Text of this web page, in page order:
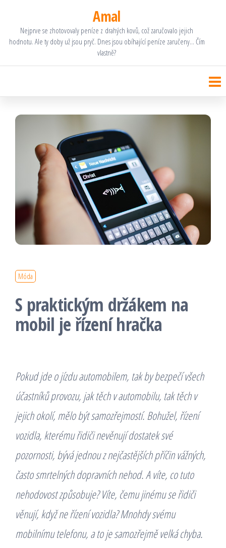
obsah
Amal
Nejprve se zhotovovaly peníze z drahých kovů, což zaručovalo jejich
hodnotu. Ale ty doby už jsou pryč. Dnes jsou obíhající peníze zaručeny… Čím
vlastně?
Móda
S praktickým držákem na
mobil je řízení hračka
Pokud jde o jízdu automobilem, tak by bezpečí všech
účastníků provozu, jak těch v automobilu, tak těch v
jejich okolí, mělo být samozřejmostí. Bohužel, řízení
vozidla, kterému řidiči nevěnují dostatek své
pozornosti, bývá jednou z nejčastějších příčin vážných,
často smrtelných dopravních nehod. A víte, co tuto
nehodovost způsobuje? Víte, čemu jinému se řidiči
věnují, když ne řízení vozidla? Mnohdy svému
mobilnímu telefonu, a to je samozřejmě velká chyba.